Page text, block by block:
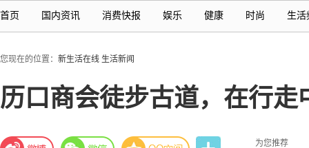
首页 国内资讯 消费快报 娱乐 健康 时尚 生活
您现在的位置： 新生活在线 生活新闻
历口商会徒步古道，在行
为您推荐